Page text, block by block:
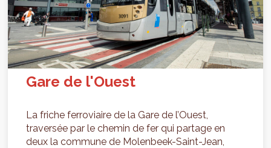
Gare de l'Ouest
La friche ferroviaire de la Gare de l’Ouest,
traversée par le chemin de fer qui partage en
deux la commune de Molenbeek-Saint-Jean,